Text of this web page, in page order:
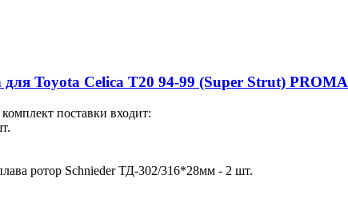
Toyota Celica T20 94-99 (Super Strut) PROMA
поставки входит:
ротор Schnieder ТД-302/316*28мм - 2 шт.